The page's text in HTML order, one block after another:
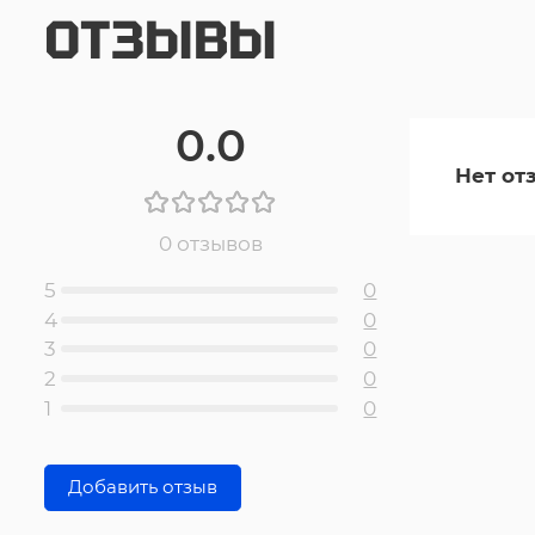
ОТЗЫВЫ
0.0
0 отзывов
5
0
4
0
3
0
2
0
1
0
Добавить отзыв
Нет